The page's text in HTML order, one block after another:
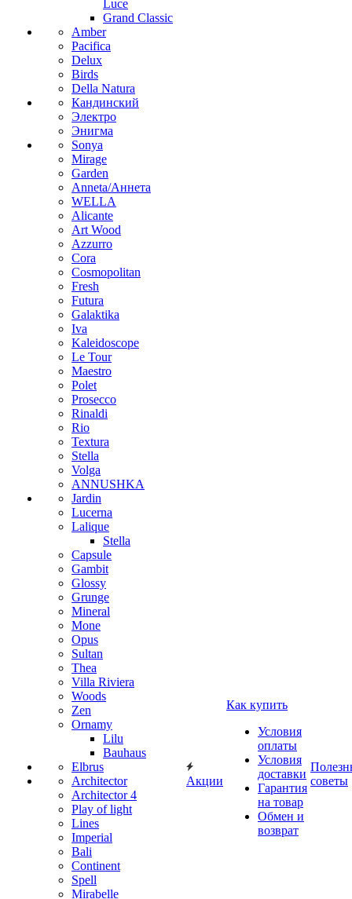
Luce
Grand Classic
Amber
Pacifica
Delux
Birds
Della Natura
Кандинский
Электро
Энигма
Sonya
Mirage
Garden
Anneta/Аннета
WELLA
Alicante
Art Wood
Azzurro
Cora
Cosmopolitan
Fresh
Futura
Galaktika
Iva
Kaleidoscope
Le Tour
Maestro
Polet
Prosecco
Rinaldi
Rio
Textura
Stella
Volga
ANNUSHKA
Jardin
Lucerna
Lalique
Stella
Capsule
Gambit
Glossy
Grunge
Mineral
Mone
Opus
Sultan
Thea
Villa Riviera
Woods
Zen
Ornamy
Lilu
Bauhaus
Elbrus
Architector
Architector 4
Play of light
Lines
Imperial
Bali
Continent
Spell
Mirabelle
Акции
Как купить
Условия
оплаты
Условия
доставки
Гарантия
на товар
Обмен и
возврат
советы